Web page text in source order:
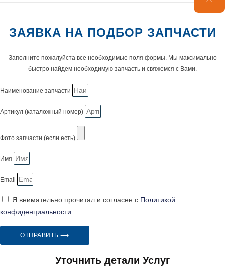
ЗАЯВКА НА ПОДБОР ЗАПЧАСТИ
Заполните пожалуйста все необходимые поля формы. Мы максимально
быстро найдем необходимую запчасть и свяжемся с Вами.
Наименование запчасти
Артикул (каталожный номер)
Фото запчасти (если есть)
Имя
Email
Я внимательно прочитал и согласен с Политикой
конфиденциальности
ОТПРАВИТЬ ⟶
Уточнить детали Услуг